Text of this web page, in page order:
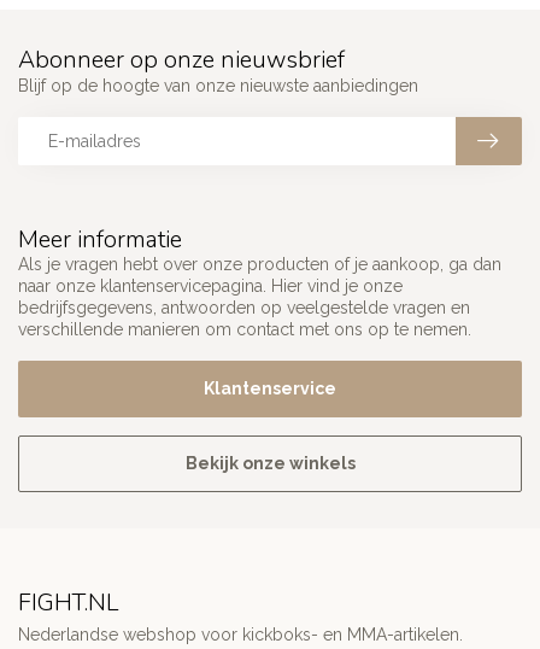
Meer informatie
Als je vragen hebt over onze producten of je aankoop, ga dan
naar onze klantenservicepagina. Hier vind je onze
bedrijfsgegevens, antwoorden op veelgestelde vragen en
verschillende manieren om contact met ons op te nemen.
Klantenservice
Bekijk onze winkels
Abonneer op onze nieuwsbrief
Blijf op de hoogte van onze nieuwste aanbiedingen
FIGHT.NL
Nederlandse webshop voor kickboks- en MMA-artikelen.